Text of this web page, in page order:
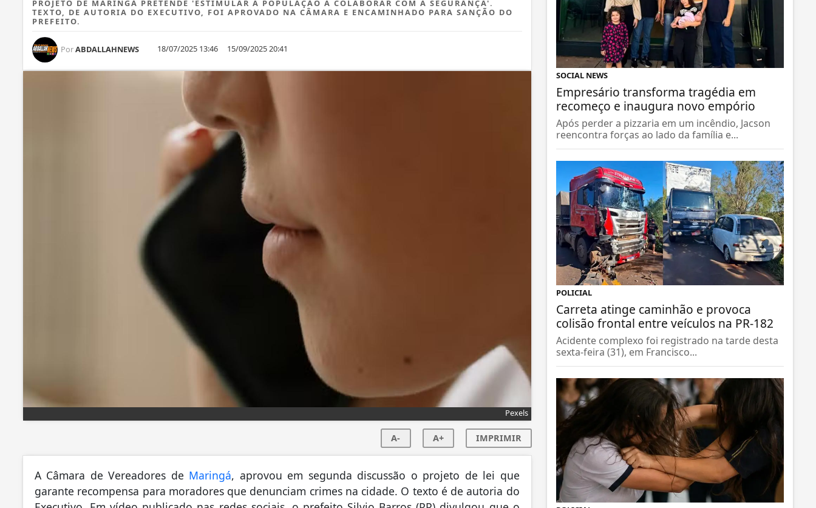
PROJETO DE MARINGÁ PRETENDE 'ESTIMULAR A POPULAÇÃO A COLABORAR COM A SEGURANÇA'.
TEXTO, DE AUTORIA DO EXECUTIVO, FOI APROVADO NA CÂMARA E ENCAMINHADO PARA SANÇÃO DO
PREFEITO.
PorABDALLAHNEWS 18/07/2025 13:46 15/09/2025 20:41
Pexels
A- A+ IMPRIMIR
A Câmara de Vereadores de Maringá, aprovou em segunda discussão o projeto de lei que
garante recompensa para moradores que denunciam crimes na cidade. O texto é de autoria do
SOCIAL NEWS
Empresário transforma tragédia em
recomeço e inaugura novo empório
Após perder a pizzaria em um incêndio, Jacson
reencontra forças ao lado da família e...
POLICIAL
Carreta atinge caminhão e provoca
colisão frontal entre veículos na PR-182
Acidente complexo foi registrado na tarde desta
sexta-feira (31), em Francisco...